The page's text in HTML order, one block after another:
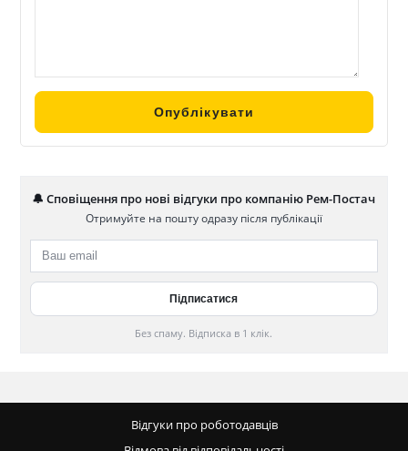
🔔 Сповіщення про нові відгуки про компанію Рем-Постач
Отримуйте на пошту одразу після публікації
Без спаму. Відписка в 1 клік.
Відгуки про роботодавців